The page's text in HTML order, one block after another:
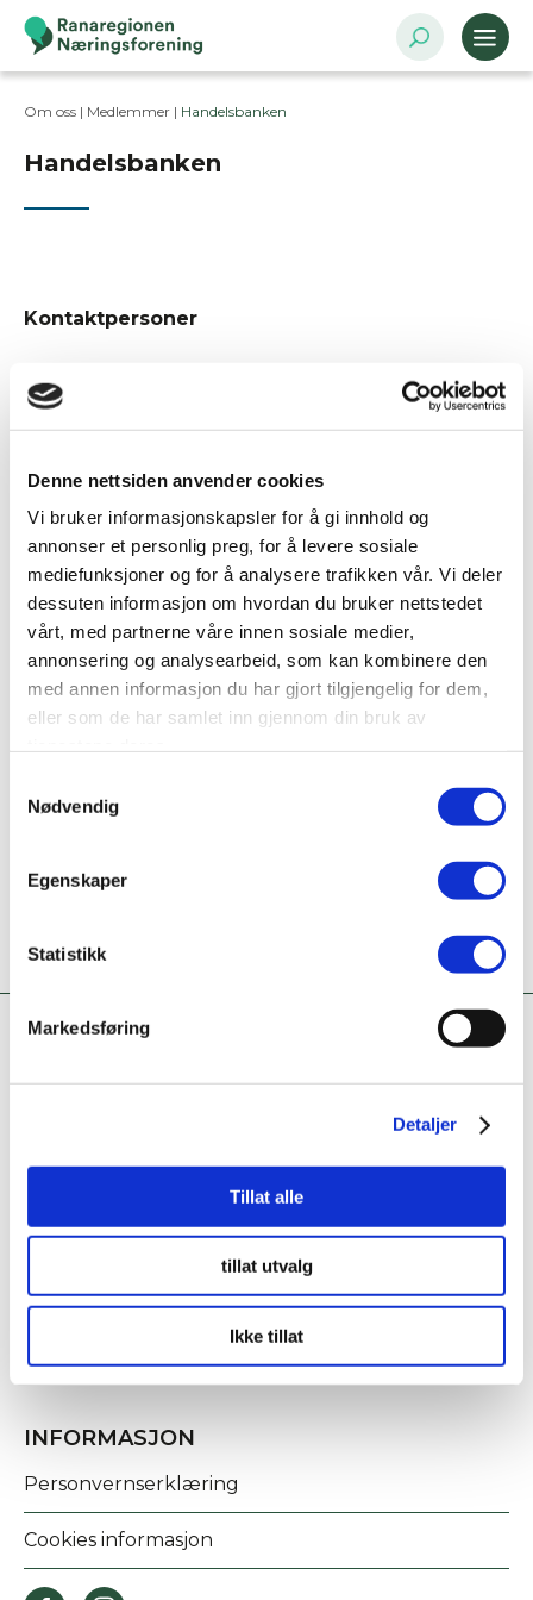
Denne nettsiden anvender cookies
Vi bruker informasjonskapsler for å gi innhold og
annonser et personlig preg, for å levere sosiale
mediefunksjoner og for å analysere trafikken vår. Vi deler
dessuten informasjon om hvordan du bruker nettstedet
vårt, med partnerne våre innen sosiale medier,
annonsering og analysearbeid, som kan kombinere den
med annen informasjon du har gjort tilgjengelig for dem,
eller som de har samlet inn gjennom din bruk av
Nødvendig
Egenskaper
Statistikk
Markedsføring
Detaljer
Tillat alle
tillat utvalg
Ikke tillat
Om oss | Medlemmer | Handelsbanken
Handelsbanken
Kontaktpersoner
Postadresse
Strandgata 5, 8622 Mo i Rana
Bransje
Finansierings- og forsikringsvirksomhet
Nettside
www.handelsbanken.no/no/
Ta kontakt
moirana@handelsbanken.no
75124300
Klikk her for å be om redigeringstilgang
INFORMASJON
Personvernserklæring
Cookies informasjon